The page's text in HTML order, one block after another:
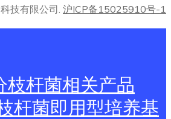
技有限公司. 沪ICP备15025910号-1
枝杆菌相关产品
杆菌即用型培养基